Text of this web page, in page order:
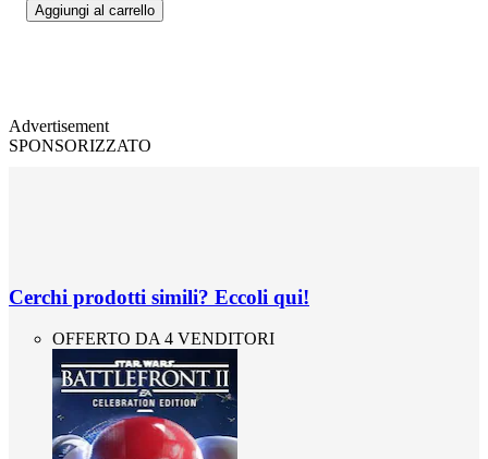
Aggiungi al carrello
Advertisement
SPONSORIZZATO
Cerchi prodotti simili? Eccoli qui!
OFFERTO DA 4 VENDITORI